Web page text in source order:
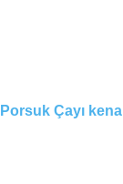
Porsuk Çayı